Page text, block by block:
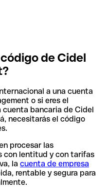
de Cidel
a una cuenta
o si eres el
bancaria de Cidel
necesitarás el código
procesar las
con lentitud y con tarifas
la cuenta de empresa
rentable y segura para